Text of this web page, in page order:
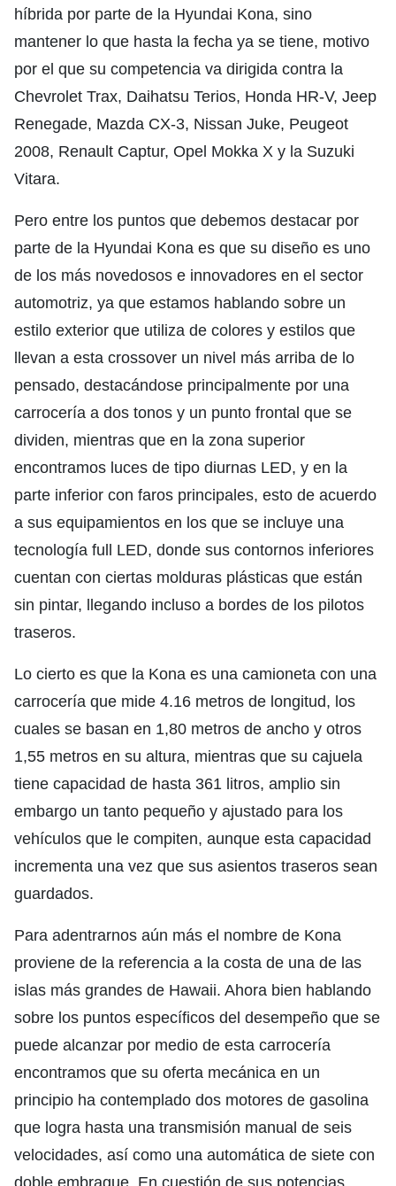
híbrida por parte de la Hyundai Kona, sino
mantener lo que hasta la fecha ya se tiene, motivo
por el que su competencia va dirigida contra la
Chevrolet Trax, Daihatsu Terios, Honda HR-V, Jeep
Renegade, Mazda CX-3, Nissan Juke, Peugeot
2008, Renault Captur, Opel Mokka X y la Suzuki
Vitara.
Pero entre los puntos que debemos destacar por
parte de la Hyundai Kona es que su diseño es uno
de los más novedosos e innovadores en el sector
automotriz, ya que estamos hablando sobre un
estilo exterior que utiliza de colores y estilos que
llevan a esta crossover un nivel más arriba de lo
pensado, destacándose principalmente por una
carrocería a dos tonos y un punto frontal que se
dividen, mientras que en la zona superior
encontramos luces de tipo diurnas LED, y en la
parte inferior con faros principales, esto de acuerdo
a sus equipamientos en los que se incluye una
tecnología full LED, donde sus contornos inferiores
cuentan con ciertas molduras plásticas que están
sin pintar, llegando incluso a bordes de los pilotos
traseros.
Lo cierto es que la Kona es una camioneta con una
carrocería que mide 4.16 metros de longitud, los
cuales se basan en 1,80 metros de ancho y otros
1,55 metros en su altura, mientras que su cajuela
tiene capacidad de hasta 361 litros, amplio sin
embargo un tanto pequeño y ajustado para los
vehículos que le compiten, aunque esta capacidad
incrementa una vez que sus asientos traseros sean
guardados.
Para adentrarnos aún más el nombre de Kona
proviene de la referencia a la costa de una de las
islas más grandes de Hawaii. Ahora bien hablando
sobre los puntos específicos del desempeño que se
puede alcanzar por medio de esta carrocería
encontramos que su oferta mecánica en un
principio ha contemplado dos motores de gasolina
que logra hasta una transmisión manual de seis
velocidades, así como una automática de siete con
doble embrague. En cuestión de sus potencias,